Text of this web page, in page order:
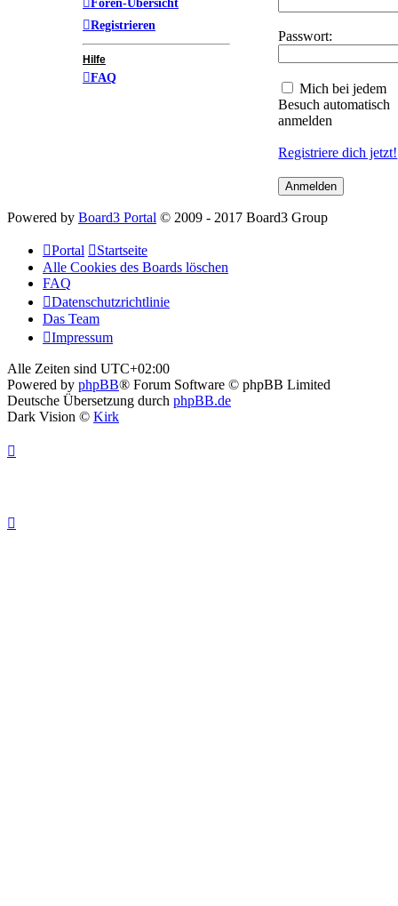
Registrieren
Hilfe
FAQ
Passwort:
Mich bei jedem
Besuch automatisch
anmelden
Registriere dich jetzt!
Powered by Board3 Portal © 2009 - 2017 Board3 Group
Portal
Startseite
Alle Cookies des Boards löschen
FAQ
Datenschutzrichtlinie
Das Team
Impressum
Alle Zeiten sind UTC+02:00
Powered by phpBB® Forum Software © phpBB Limited
Deutsche Übersetzung durch phpBB.de
Dark Vision © Kirk